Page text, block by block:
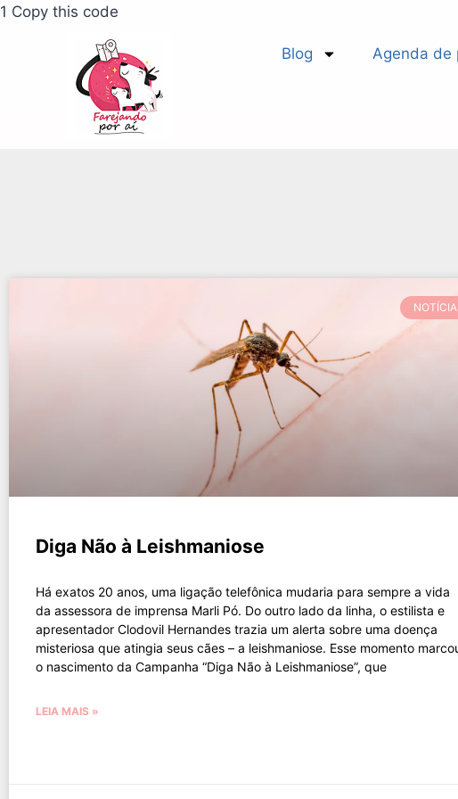
1 Copy this code
Blog Agenda de
Diga Não à Leishmaniose
Há exatos 20 anos, uma ligação telefônica mudaria para sempre a vida
da assessora de imprensa Marli Pó. Do outro lado da linha, o estilista e
apresentador Clodovil Hernandes trazia um alerta sobre uma doença
misteriosa que atingia seus cães – a leishmaniose. Esse momento
o nascimento da Campanha “Diga Não à Leishmaniose”, que
LEIA MAIS »